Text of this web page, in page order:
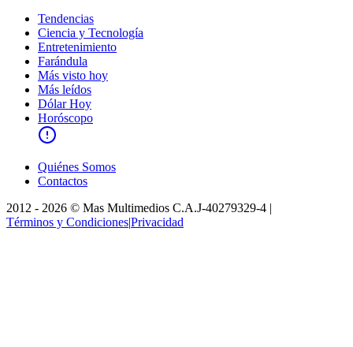
Tendencias
Ciencia y Tecnología
Entretenimiento
Farándula
Más visto hoy
Más leídos
Dólar Hoy
Horóscopo
Quiénes Somos
Contactos
2012 - 2026 © Mas Multimedios C.A.J-40279329-4 |
Términos y Condiciones|Privacidad